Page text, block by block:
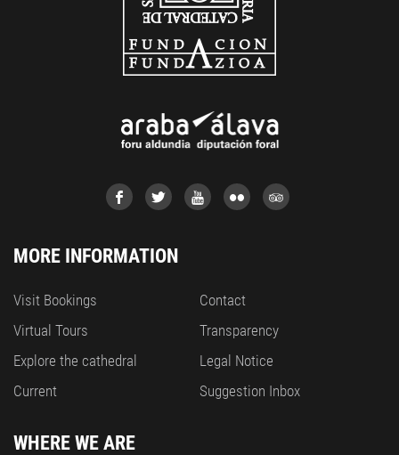
MORE INFORMATION
Visit Bookings
Virtual Tours
Explore the cathedral
Current
Contact
Transparency
Legal Notice
Suggestion Inbox
WHERE WE ARE